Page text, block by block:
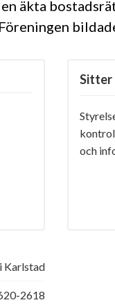
äkta
Sitter
och
Karlstad
2618